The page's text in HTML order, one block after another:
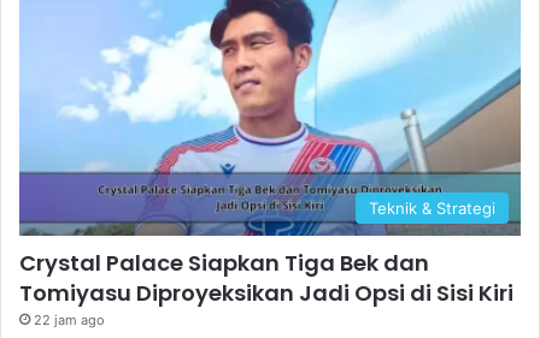
Teknik & Strategi
Crystal Palace Siapkan Tiga Bek dan
Tomiyasu Diproyeksikan Jadi Opsi di Sisi Kiri
22 jam ago